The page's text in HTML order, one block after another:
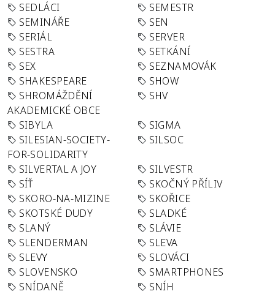
SEDLÁCI
SEMESTR
SEMINÁŘE
SEN
SERIÁL
SERVER
SESTRA
SETKÁNÍ
SEX
SEZNAMOVÁK
SHAKESPEARE
SHOW
SHROMÁŽDĚNÍ
AKADEMICKÉ OBCE
SHV
SIBYLA
SIGMA
SILESIAN-SOCIETY-
FOR-SOLIDARITY
SILSOC
SILVERTAL A JOY
SILVESTR
SÍŤ
SKOČNÝ PŘÍLIV
SKORO-NA-MIZINE
SKOŘICE
SKOTSKÉ DUDY
SLADKÉ
SLANÝ
SLÁVIE
SLENDERMAN
SLEVA
SLEVY
SLOVÁCI
SLOVENSKO
SMARTPHONES
SNÍDANĚ
SNÍH